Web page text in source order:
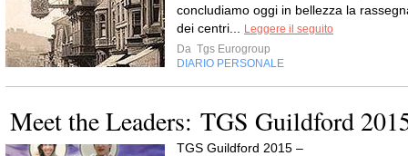
concludiamo oggi in bellezza la
dei centri...
Leggere il seguito
Da Tgs Eurogroup
DIARIO PERSONALE
Meet the Leaders: TGS Guildford
TGS Guildford 2015 –